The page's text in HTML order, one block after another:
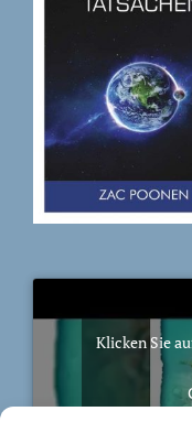
Klicken Sie